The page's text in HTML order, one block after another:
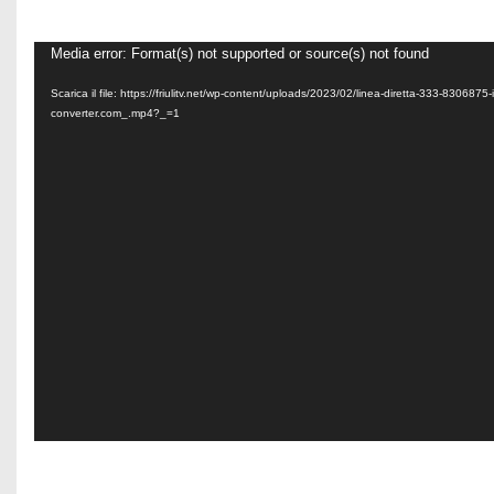
Media error: Format(s) not supported or source(s) not found
Scarica il file: https://friulitv.net/wp-content/uploads/2023/02/linea-diretta-333-8306875-
converter.com_.mp4?_=1